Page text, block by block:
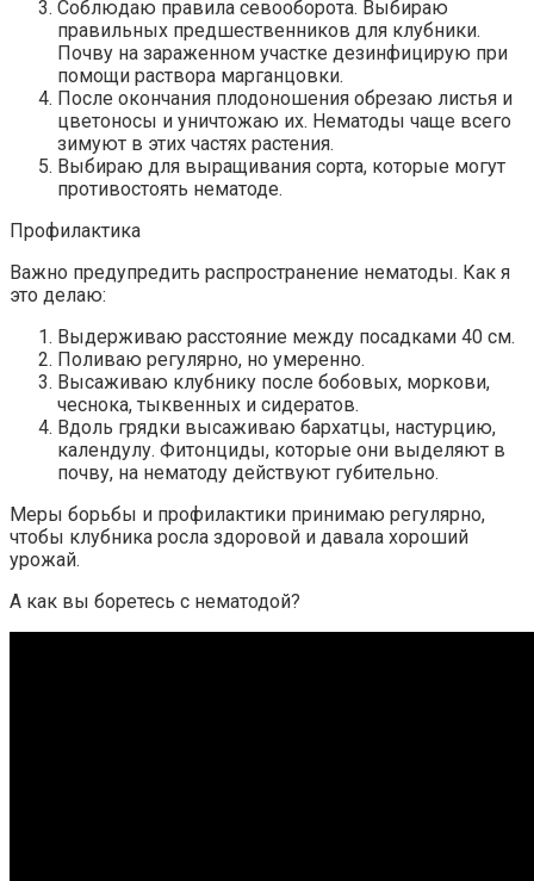
Соблюдаю правила севооборота. Выбираю
правильных предшественников для клубники.
Почву на зараженном участке дезинфицирую при
помощи раствора марганцовки.
После окончания плодоношения обрезаю листья и
цветоносы и уничтожаю их. Нематоды чаще всего
зимуют в этих частях растения.
Выбираю для выращивания сорта, которые могут
противостоять нематоде.
Профилактика
Важно предупредить распространение нематоды. Как я
это делаю:
Выдерживаю расстояние между посадками 40 см.
Поливаю регулярно, но умеренно.
Высаживаю клубнику после бобовых, моркови,
чеснока, тыквенных и сидератов.
Вдоль грядки высаживаю бархатцы, настурцию,
календулу. Фитонциды, которые они выделяют в
почву, на нематоду действуют губительно.
Меры борьбы и профилактики принимаю регулярно,
чтобы клубника росла здоровой и давала хороший
урожай.
А как вы боретесь с нематодой?